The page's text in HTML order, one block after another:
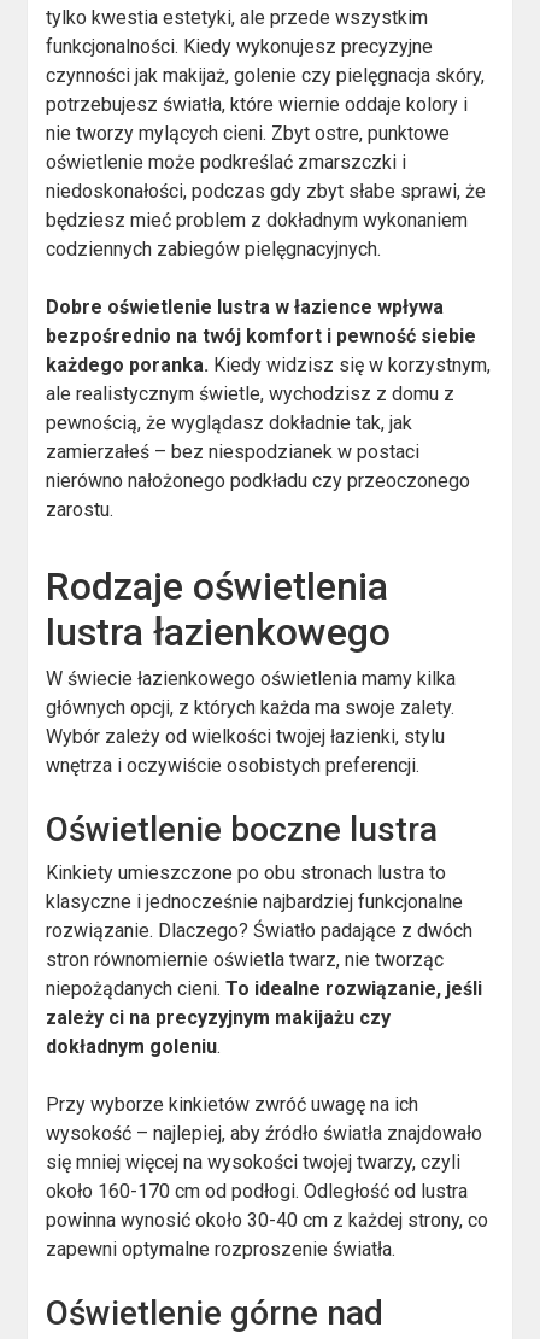
tylko kwestia estetyki, ale przede wszystkim
funkcjonalności. Kiedy wykonujesz precyzyjne
czynności jak makijaż, golenie czy pielęgnacja skóry,
potrzebujesz światła, które wiernie oddaje kolory i
nie tworzy mylących cieni. Zbyt ostre, punktowe
oświetlenie może podkreślać zmarszczki i
niedoskonałości, podczas gdy zbyt słabe sprawi, że
będziesz mieć problem z dokładnym wykonaniem
codziennych zabiegów pielęgnacyjnych.
Dobre oświetlenie lustra w łazience wpływa
bezpośrednio na twój komfort i pewność siebie
każdego poranka. Kiedy widzisz się w korzystnym,
ale realistycznym świetle, wychodzisz z domu z
pewnością, że wyglądasz dokładnie tak, jak
zamierzałeś – bez niespodzianek w postaci
nierówno nałożonego podkładu czy przeoczonego
zarostu.
Rodzaje oświetlenia
lustra łazienkowego
W świecie łazienkowego oświetlenia mamy kilka
głównych opcji, z których każda ma swoje zalety.
Wybór zależy od wielkości twojej łazienki, stylu
wnętrza i oczywiście osobistych preferencji.
Oświetlenie boczne lustra
Kinkiety umieszczone po obu stronach lustra to
klasyczne i jednocześnie najbardziej funkcjonalne
rozwiązanie. Dlaczego? Światło padające z dwóch
stron równomiernie oświetla twarz, nie tworząc
niepożądanych cieni.To idealne rozwiązanie, jeśli
zależy ci na precyzyjnym makijażu czy
dokładnym goleniu.
Przy wyborze kinkietów zwróć uwagę na ich
wysokość – najlepiej, aby źródło światła znajdowało
się mniej więcej na wysokości twojej twarzy, czyli
około 160-170 cm od podłogi. Odległość od lustra
powinna wynosić około 30-40 cm z każdej strony, co
zapewni optymalne rozproszenie światła.
Oświetlenie górne nad